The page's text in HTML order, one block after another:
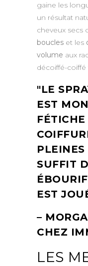
gaine les
un résultat
cheveux secs
boucles et les
volume aux
décoiffé-coiffé
LE
EST
SUFFIT
EST
–
CHEZ
LES